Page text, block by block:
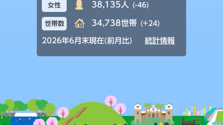
女性 38,135人 (-46)
世帯数 34,738世帯 (+24)
2026年6月末現在(前月比) 統計情報